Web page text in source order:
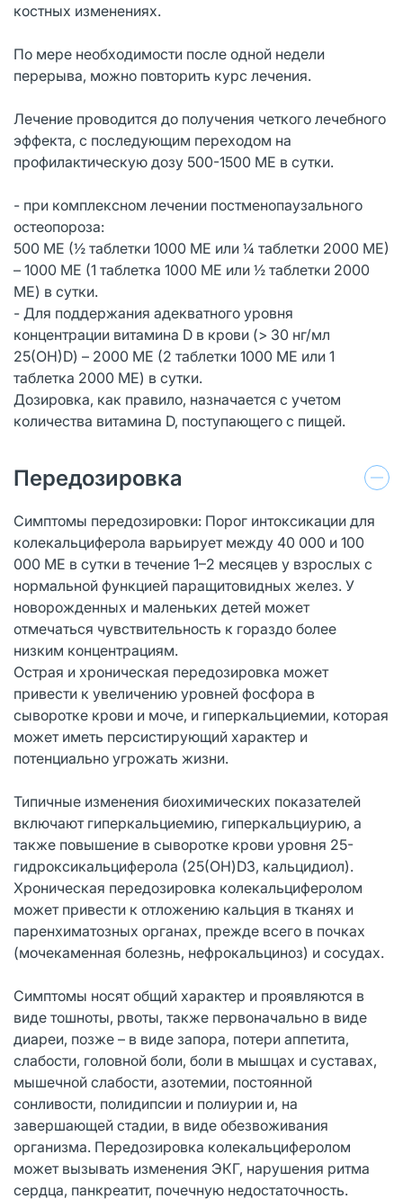
костных изменениях.
По мере необходимости после одной недели
перерыва, можно повторить курс лечения.
Лечение проводится до получения четкого лечебного
эффекта, с последующим переходом на
профилактическую дозу 500-1500 МЕ в сутки.
- при комплексном лечении постменопаузального
остеопороза:
500 МЕ (½ таблетки 1000 МЕ или ¼ таблетки 2000 МЕ)
– 1000 МЕ (1 таблетка 1000 МЕ или ½ таблетки 2000
МЕ) в сутки.
- Для поддержания адекватного уровня
концентрации витамина D в крови (> 30 нг/мл
25(ОН)D) – 2000 МЕ (2 таблетки 1000 МЕ или 1
таблетка 2000 МЕ) в сутки.
Дозировка, как правило, назначается с учетом
количества витамина D, поступающего с пищей.
Передозировка
Симптомы передозировки: Порог интоксикации для
колекальциферола варьирует между 40 000 и 100
000 МЕ в сутки в течение 1–2 месяцев у взрослых с
нормальной функцией паращитовидных желез. У
новорожденных и маленьких детей может
отмечаться чувствительность к гораздо более
низким концентрациям.
Острая и хроническая передозировка может
привести к увеличению уровней фосфора в
сыворотке крови и моче, и гиперкальциемии, которая
может иметь персистирующий характер и
потенциально угрожать жизни.
Типичные изменения биохимических показателей
включают гиперкальциемию, гиперкальциурию, а
также повышение в сыворотке крови уровня 25-
гидроксикальциферола (25(OH)D3, кальцидиол).
Хроническая передозировка колекальциферолом
может привести к отложению кальция в тканях и
паренхиматозных органах, прежде всего в почках
(мочекаменная болезнь, нефрокальциноз) и сосудах.
Симптомы носят общий характер и проявляются в
виде тошноты, рвоты, также первоначально в виде
диареи, позже – в виде запора, потери аппетита,
слабости, головной боли, боли в мышцах и суставах,
мышечной слабости, азотемии, постоянной
сонливости, полидипсии и полиурии и, на
завершающей стадии, в виде обезвоживания
организма. Передозировка колекальциферолом
может вызывать изменения ЭКГ, нарушения ритма
сердца, панкреатит, почечную недостаточность.